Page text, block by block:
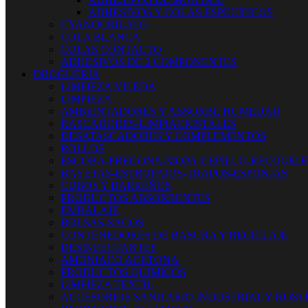
ADHESIVOS Y COLAS ESPECIFICOS
CYANOCRILATO
COLA BLANCA
COLAS CONTACTO
ADHESIVOS DE 2 COMPONENTES
DROGUERIA
LIMPIEZA VILEDA
LIMPIEZA
AMBIENTADORES Y ABSORBE HUMEDAD
RASCADORES-LIMPIACRISTALES
DESATASCADORES Y COMPLEMENTOS
ROLLOS
ESCOBA-FREGONA-MOPA-CEPILLO-
BAYETAS-ESTROPAJOS-TRAPOS-ESPONJAS
CUBOS Y BARREÑOS
PRODUCTOS ABSORBENTES
EMBALAJE
BOLSAS-SACOS
CONTENEDORES DE BASURA Y RECICLAJE
DESINFECTANTES
AMONIACO ACETONA
PRODUCTOS QUIMICOS
LIMPIEZA TEXTIL
ACCESORIOS SANITARIO INDUSTRIAL Y